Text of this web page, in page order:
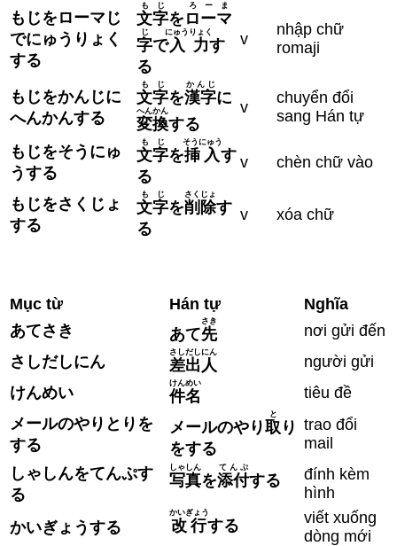
もじをローマじ
でにゅうりょく
する
文字
もじ
を ローマ
ろーま
字
じ
で入力
にゅうりょく
す
る
v
nhập chữ
romaji
もじをかんじに
へんかんする
文字
もじ
を漢字
かんじ
に
変換
へんかん
する
v
chuyển đổi
sang Hán tự
もじをそうにゅ
うする
文字
もじ
を挿入
そうにゅう
す
る
v chèn chữ vào
もじをさくじょ
する
文字
もじ
を削除
さくじょ
す
る
v xóa chữ
Mục từ Hán tự
Nghĩa
あてさき
あて先
さき
nơi gửi đến
さしだしにん
差出人
さしだしにん
người gửi
けんめい
件名
けんめい
tiêu đề
メールのやりとりを
する
メールのやり取
と
り
をする
trao đổi
mail
しゃしんをてんぷす
る
写真
しゃしん
を添付
てんぷ
する
đính kèm
hình
かいぎょうする
改行
かいぎょう
する
viết xuống
dòng mới